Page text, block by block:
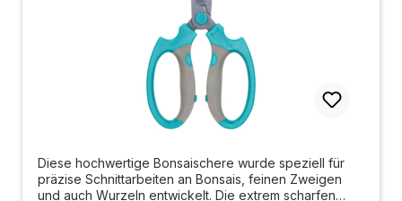
Diese hochwertige Bonsaischere wurde speziell für
präzise Schnittarbeiten an Bonsais, feinen Zweigen
und auch Wurzeln entwickelt. Die extrem scharfen